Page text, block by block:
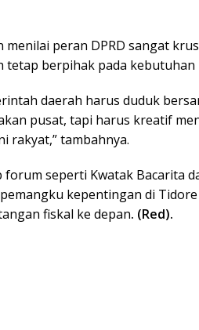
menilai peran DPRD sangat
tetap berpihak pada kebutuhan
daerah harus duduk
pusat, tapi harus kreatif
rakyat,” tambahnya.
forum seperti Kwatak Bacarita
kepentingan di
fiskal ke depan. (Red).